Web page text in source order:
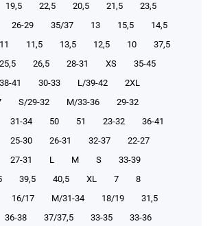
19,5 22,5 20,5 21,5
23,5
26-29 35/37 13 15,5
14,5
11 11,5 13,5 12,5 10
37,5
25,5 26,5 28-31 XS
35-45
38-41 30-33 L/39-42
2XL
S/29-32 М/33-36
29-32
31-34 50 51 23-32
36-41
25-30 26-31 32-37
22-27
27-31 L M S
33-39
39,5 40,5 XL 7
8
16/17 М/31-34 18/19
31,5
36-38 37/37,5 33-35
33-36